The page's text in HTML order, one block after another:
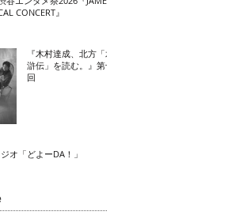
CONCERT』
『木村達成、北方「水
滸伝」を読む。』第十
回
オ「どよーDA！」